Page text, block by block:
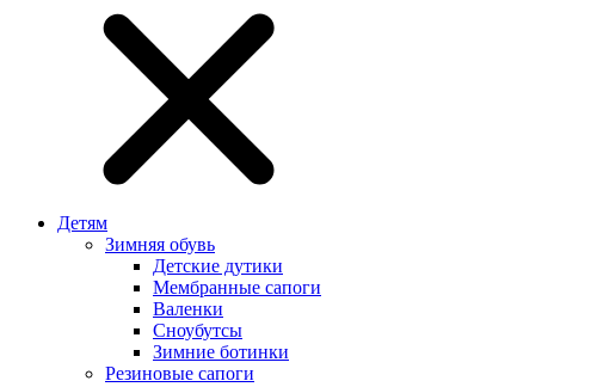
Детям
Зимняя обувь
Детские дутики
Мембранные сапоги
Валенки
Сноубутсы
Зимние ботинки
Резиновые сапоги